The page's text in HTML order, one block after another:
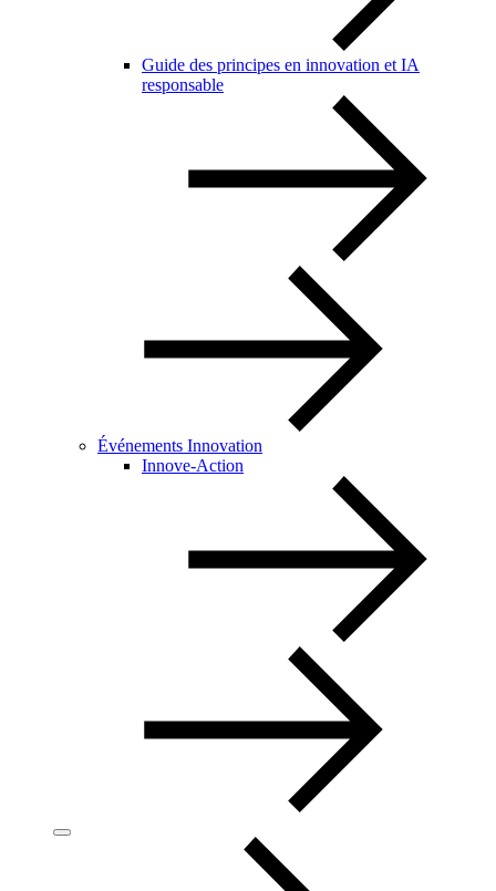
Guide des principes en innovation et IA
responsable
Événements Innovation
Innove-Action